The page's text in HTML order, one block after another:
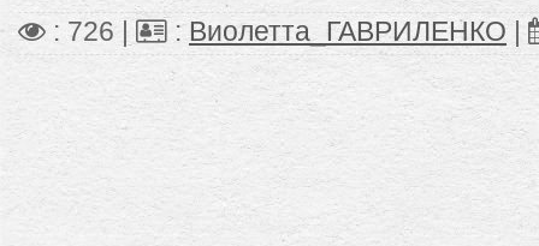
: 726 | : Виолетта_ГАВРИЛЕНКО